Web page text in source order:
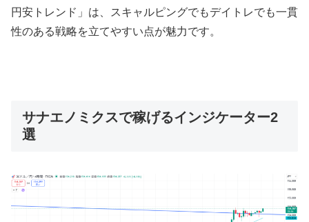
円安トレンド」は、スキャルピングでもデイトレでも一貫
性のある戦略を立てやすい点が魅力です。
サナエノミクスで稼げるインジケーター2
選